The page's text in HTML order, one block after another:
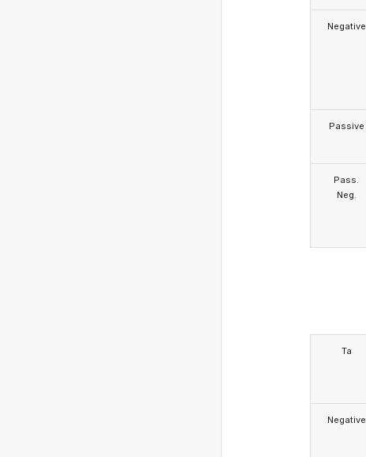
Negative
Passive
Pass.
Neg.
Ta
Negative